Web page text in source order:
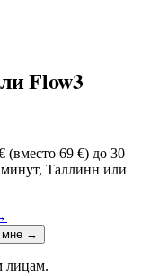
Flow3
69 €) до 30
Таллинн или
мне →
лицам.